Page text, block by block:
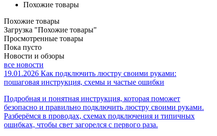
Похожие товары
Похожие товары
Загрузка "Похожие товары"
Просмотренные товары
Пока пусто
Новости и обзоры
все новости
19.01.2026 Как подключить люстру своими руками:
пошаговая инструкция, схемы и частые ошибки
Подробная и понятная инструкция, которая поможет
безопасно и правильно подключить люстру своими руками.
Разберёмся в проводах, схемах подключения и типичных
ошибках, чтобы свет загорелся с первого раза.